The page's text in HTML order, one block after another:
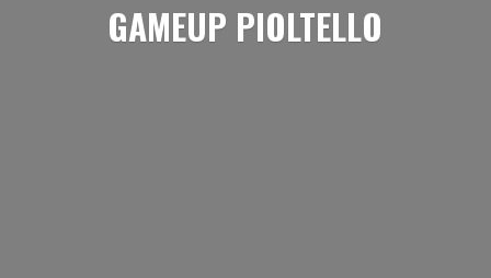
GAMEUP PIOLTELLO